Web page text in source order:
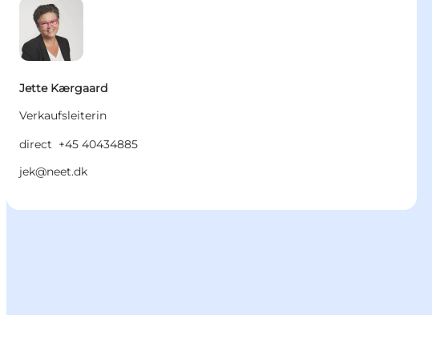
Jette Kærgaard
Verkaufsleiterin
direct +45 40434885
jek@neet.dk